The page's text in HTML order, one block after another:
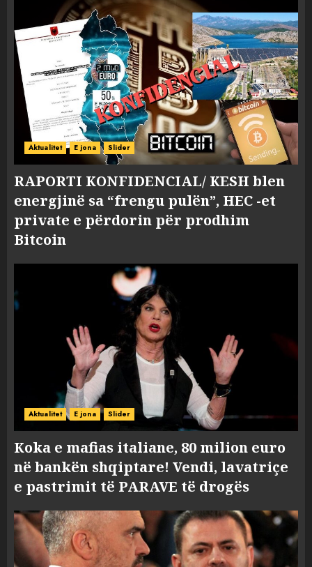
Aktualitet E jona Slider
RAPORTI KONFIDENCIAL/ KESH blen
energjinë sa “frengu pulën”, HEC -et
private e përdorin për prodhim
Bitcoin
Aktualitet E jona Slider
Koka e mafias italiane, 80 milion euro
në bankën shqiptare! Vendi, lavatriçe
e pastrimit të PARAVE të drogës